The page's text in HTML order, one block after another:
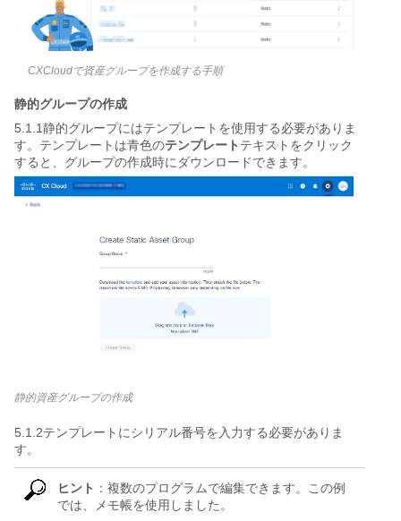
CXCloudで資産グループを作成する手順
静的グループの作成
5.1.1静的グループにはテンプレートを使用する必要がありま
す。テンプレートは青色のテンプレート テキストをクリック
すると、グループの作成時にダウンロードできます。
静的資産グループの作成
5.1.2テンプレートにシリアル番号を入力する必要がありま
す。
ヒント ：複数のプログラムで編集できます。この例
では、メモ帳を使用しました。